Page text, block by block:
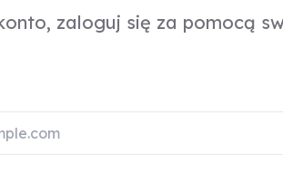
zaloguj się za pomocą